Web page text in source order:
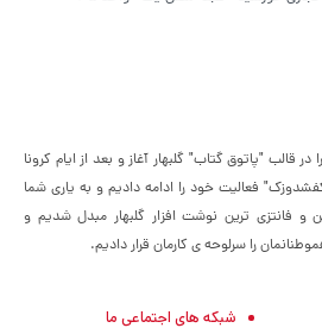
خودمان را در قالب "پاتوق گتاب" گلبهار آغاز و بعد از ایام کرونا
فعالیت خود را ادامه دادیم و به یاری شما
و فانتزی ترین نوشت افزار گلبهار مبدل شدیم و
را سرلوحه ی کارمان قرار دادیم.
شبکه های اجتماعی ما